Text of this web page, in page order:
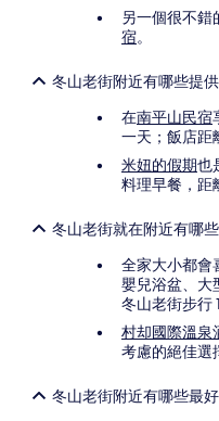
另一個很不錯
宿。
冬山老街附近有哪些提
在南平山民宿
一天；飯店距
米妞的假期也
料理早餐，距
冬山老街就在附近有哪
全家大小都會
嬰兒浴盆、大
冬山老街步行
村却國際溫泉
考慮的絕佳選
冬山老街附近有哪些最